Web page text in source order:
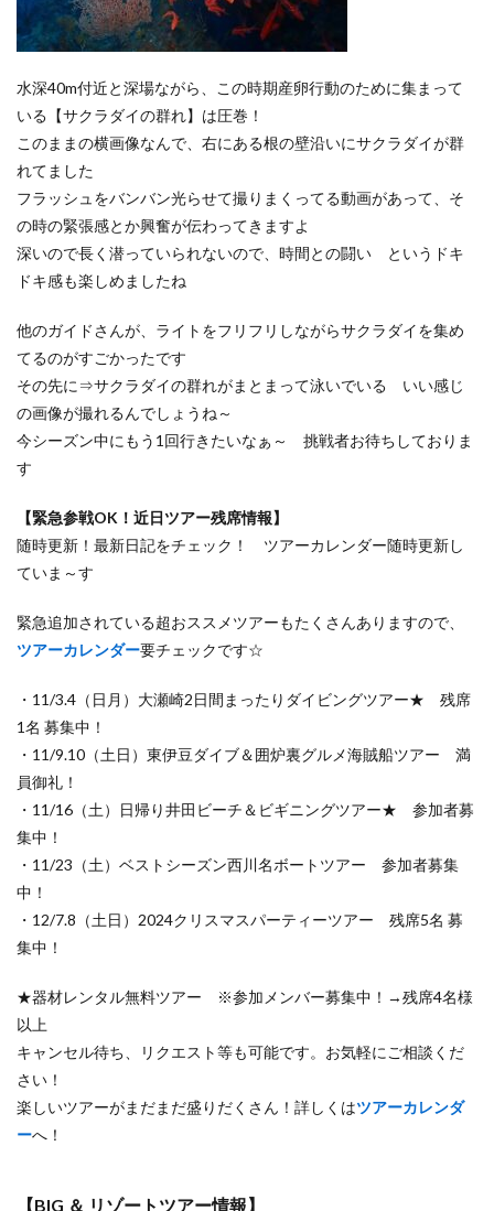
水深40m付近と深場ながら、この時期産卵行動のために集まって
いる【サクラダイの群れ】は圧巻！
このままの横画像なんで、右にある根の壁沿いにサクラダイが群
れてました
フラッシュをバンバン光らせて撮りまくってる動画があって、そ
の時の緊張感とか興奮が伝わってきますよ
深いので長く潜っていられないので、時間との闘い というドキ
ドキ感も楽しめましたね
他のガイドさんが、ライトをフリフリしながらサクラダイを集め
てるのがすごかったです
その先に⇒サクラダイの群れがまとまって泳いでいる いい感じ
の画像が撮れるんでしょうね～
今シーズン中にもう1回行きたいなぁ～ 挑戦者お待ちしておりま
す
【緊急参戦OK！近日ツアー残席情報】
随時更新！最新日記をチェック！ ツアーカレンダー随時更新し
ていま～す
緊急追加されている超おススメツアーもたくさんありますので、
ツアーカレンダー要チェックです☆
・11/3.4（日月）大瀬崎2日間まったりダイビングツアー★ 残席
1名 募集中！
・11/9.10（土日）東伊豆ダイブ＆囲炉裏グルメ海賊船ツアー 満
員御礼！
・11/16（土）日帰り井田ビーチ＆ビギニングツアー★ 参加者募
集中！
・11/23（土）ベストシーズン西川名ボートツアー 参加者募集
中！
・12/7.8（土日）2024クリスマスパーティーツアー 残席5名 募
集中！
★器材レンタル無料ツアー ※参加メンバー募集中！→残席4名様
以上
キャンセル待ち、リクエスト等も可能です。お気軽にご相談くだ
さい！
楽しいツアーがまだまだ盛りだくさん！詳しくはツアーカレンダ
ーへ！
【BIG ＆ リゾートツアー情報】